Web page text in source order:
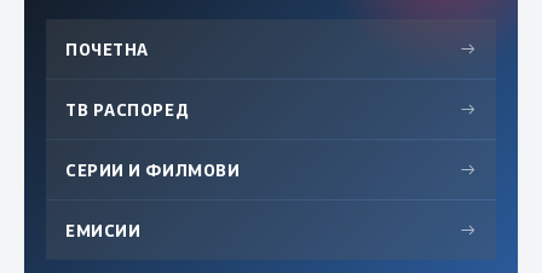
ПОЧЕТНА →
ТВ РАСПОРЕД →
СЕРИИ И ФИЛМОВИ →
ЕМИСИИ →